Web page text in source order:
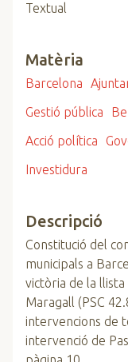
Textual
Matèria
Barcelona
Gestió pública
Acció política
Investidura
Descripció
Constitució del
municipals a
victòria de la llista
Maragall (PSC
intervencions de
intervenció de